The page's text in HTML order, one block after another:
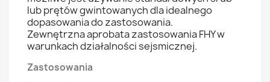
lub prętów gwintowanych dla idealnego
dopasowania do zastosowania.
Zewnętrzna aprobata zastosowania FHY w
warunkach działalności sejsmicznej.
Zastosowania